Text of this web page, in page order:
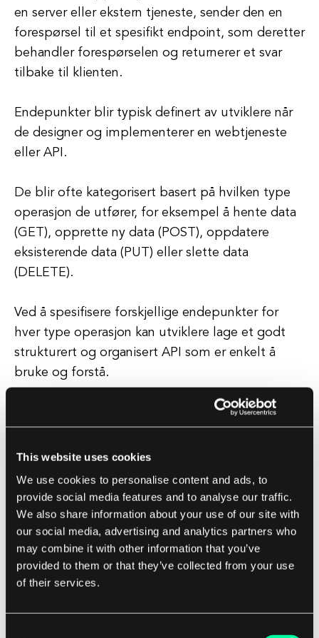
This website uses cookies
We use cookies to personalise content and ads, to
provide social media features and to analyse our traffic.
We also share information about your use of our site with
our social media, advertising and analytics partners who
may combine it with other information that you’ve
provided to them or that they’ve collected from your use
of their services.
en server eller ekstern tjeneste, sender den en
forespørsel til et spesifikt endpoint, som deretter
behandler forespørselen og returnerer et svar
tilbake til klienten.
Endepunkter blir typisk definert av utviklere når
de designer og implementerer en webtjeneste
eller API.
De blir ofte kategorisert basert på hvilken type
operasjon de utfører, for eksempel å hente data
(GET), opprette ny data (POST), oppdatere
eksisterende data (PUT) eller slette data
(DELETE).
Ved å spesifisere forskjellige endepunkter for
hver type operasjon kan utviklere lage et godt
strukturert og organisert API som er enkelt å
bruke og forstå.
Endepunkter er essensielle komponenter av
moderne programvareutvikling, spesielt i en tid
med mikrotjenester og distribuerte systemer.
De gir en standardisert måte for ulike
applikasjoner å kommunisere med hverandre
over internett, noe som gjør sømløs integrering